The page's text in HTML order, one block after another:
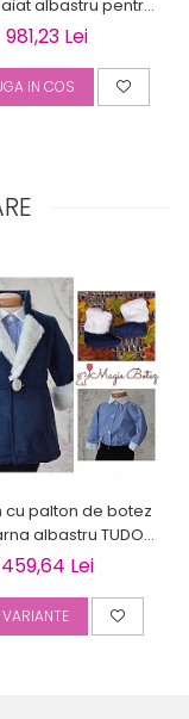
albastru pentru
Blue, din catifea
981,23 Lei
IN COS
cu palton de botez
albastru TUDOR
cojocel 4 piese
459,64 Lei